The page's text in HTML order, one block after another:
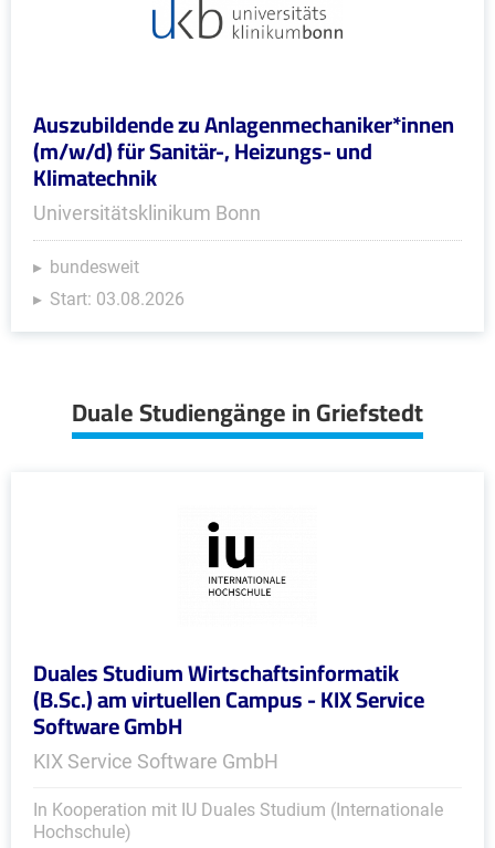
Auszubildende zu Anlagenmechaniker*innen
(m/w/d) für Sanitär-, Heizungs- und
Klimatechnik
Universitätsklinikum Bonn
bundesweit
Start: 03.08.2026
Duale Studiengänge in Griefstedt
Duales Studium Wirtschaftsinformatik
(B.Sc.) am virtuellen Campus - KIX Service
Software GmbH
KIX Service Software GmbH
In Kooperation mit IU Duales Studium (Internationale
Hochschule)